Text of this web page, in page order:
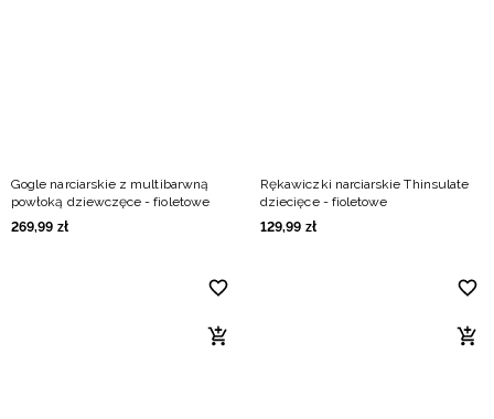
Gogle narciarskie z multibarwną
powłoką dziewczęce - fioletowe
269,99 zł
Rękawiczki narciarskie Thinsulate
dziecięce - fioletowe
129,99 zł